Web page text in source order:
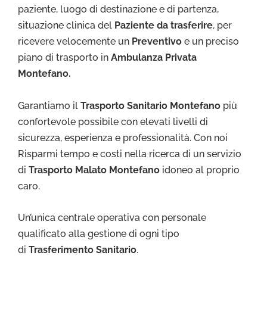
paziente, luogo di destinazione e di partenza,
situazione clinica del Paziente da trasferire, per
ricevere velocemente un Preventivo e un preciso
piano di trasporto in Ambulanza Privata
Montefano.
Garantiamo il Trasporto Sanitario Montefano più
confortevole possibile con elevati livelli di
sicurezza, esperienza e professionalità. Con noi
Risparmi tempo e costi nella ricerca di un servizio
di Trasporto Malato Montefano idoneo al proprio
caro.
Un’unica centrale operativa con personale
qualificato alla gestione di ogni tipo
di Trasferimento Sanitario.